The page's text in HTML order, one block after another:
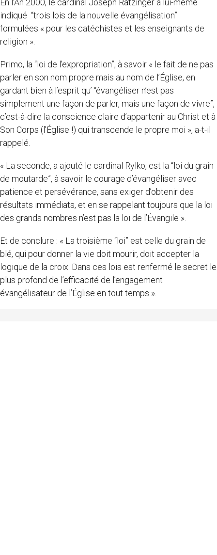
En l’An 2000, le cardinal Joseph Ratzinger a lui-même
indiqué “trois lois de la nouvelle évangélisation”
formulées « pour les catéchistes et les enseignants de
religion ».
Primo, la “loi de l’expropriation”, à savoir « le fait de ne pas
parler en son nom propre mais au nom de l’Église, en
gardant bien à l’esprit qu’ “évangéliser n’est pas
simplement une façon de parler, mais une façon de vivre”,
c’est-à-dire la conscience claire d’appartenir au Christ et à
Son Corps (l’Église !) qui transcende le propre moi », a-t-il
rappelé.
« La seconde, a ajouté le cardinal Rylko, est la “loi du grain
de moutarde”, à savoir le courage d’évangéliser avec
patience et persévérance, sans exiger d’obtenir des
résultats immédiats, et en se rappelant toujours que la loi
des grands nombres n’est pas la loi de l’Évangile ».
Et de conclure : « La troisième “loi” est celle du grain de
blé, qui pour donner la vie doit mourir, doit accepter la
logique de la croix. Dans ces lois est renfermé le secret le
plus profond de l’efficacité de l’engagement
évangélisateur de l’Église en tout temps ».